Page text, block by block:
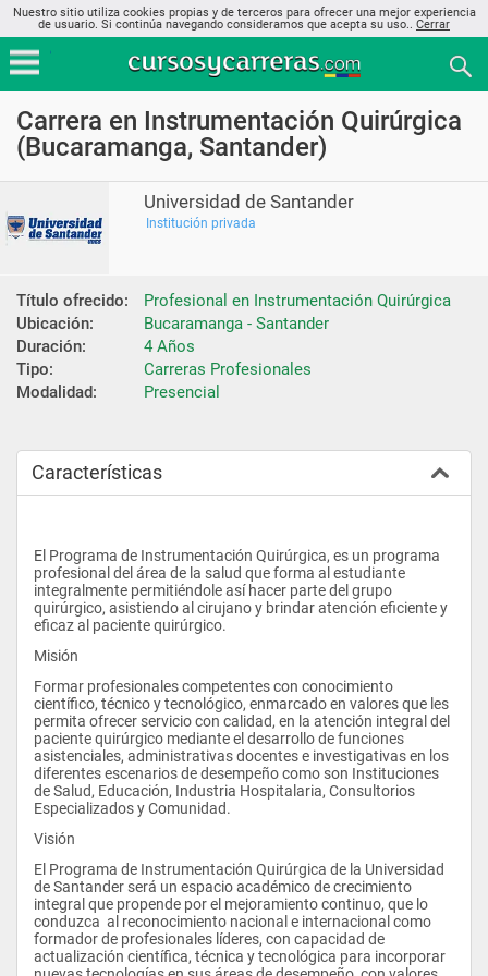
Nuestro sitio utiliza cookies propias y de terceros para ofrecer una mejor experiencia
de usuario. Si continúa navegando consideramos que acepta su uso.. Cerrar
Carrera en Instrumentación Quirúrgica
(Bucaramanga, Santander)
Universidad de Santander
Institución privada
Título ofrecido:
Profesional en Instrumentación Quirúrgica
Ubicación:
Bucaramanga - Santander
Duración:
4 Años
Tipo:
Carreras Profesionales
Modalidad:
Presencial
Características
El Programa de Instrumentación Quirúrgica, es un programa
profesional del área de la salud que forma al estudiante
integralmente permitiéndole así hacer parte del grupo
quirúrgico, asistiendo al cirujano y brindar atención eficiente y
eficaz al paciente quirúrgico.
Misión
Formar profesionales competentes con conocimiento
científico, técnico y tecnológico, enmarcado en valores que les
permita ofrecer servicio con calidad, en la atención integral del
paciente quirúrgico mediante el desarrollo de funciones
asistenciales, administrativas docentes e investigativas en los
diferentes escenarios de desempeño como son Instituciones
de Salud, Educación, Industria Hospitalaria, Consultorios
Especializados y Comunidad.
Visión
El Programa de Instrumentación Quirúrgica de la Universidad
de Santander será un espacio académico de crecimiento
integral que propende por el mejoramiento continuo, que lo
conduzca  al reconocimiento nacional e internacional como
formador de profesionales líderes, con capacidad de
actualización científica, técnica y tecnológica para incorporar